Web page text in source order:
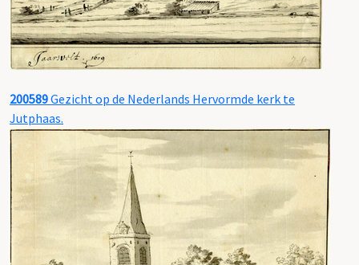
200589Gezicht op de Nederlands Hervormde kerk te
Jutphaas.